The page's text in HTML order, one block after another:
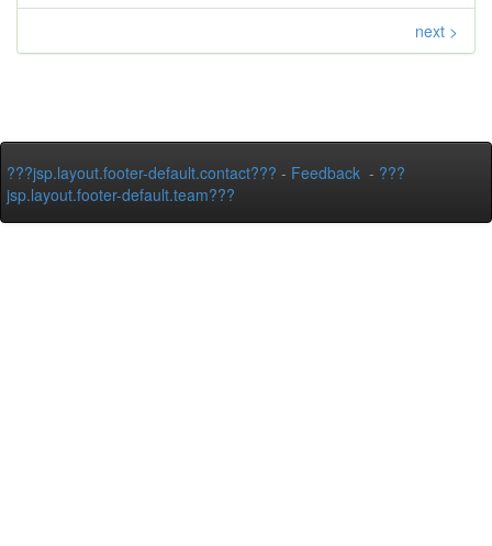
next >
???jsp.layout.footer-default.contact??? - Feedback - ???
jsp.layout.footer-default.team???